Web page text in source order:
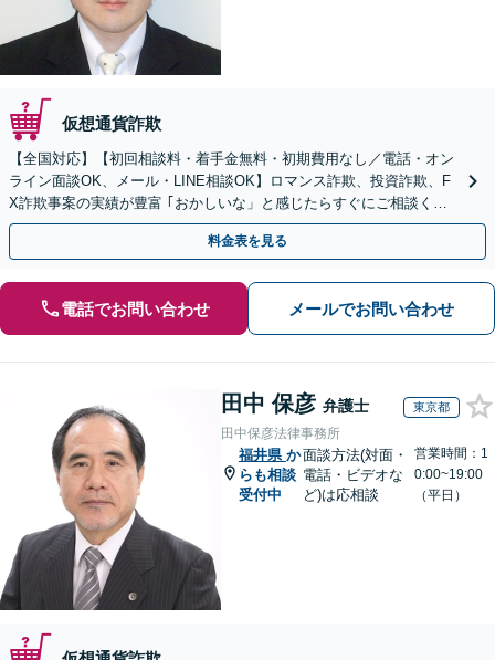
仮想通貨詐欺
【全国対応】【初回相談料・着手金無料・初期費用なし／電話・オン
ライン面談OK、メール・LINE相談OK】ロマンス詐欺、投資詐欺、F
X詐欺事案の実績が豊富 ｢おかしいな」と感じたらすぐにご相談くだ
さい。
料金表を見る
電話でお問い合わせ メールでお問い合わせ
田中 保彦 弁護士 東京都
田中保彦法律事務所
福井県 か
らも相談
受付中
面談方法(対面・
電話・ビデオな
ど)は応相談
営業時間：1
0:00~19:00
（平日）